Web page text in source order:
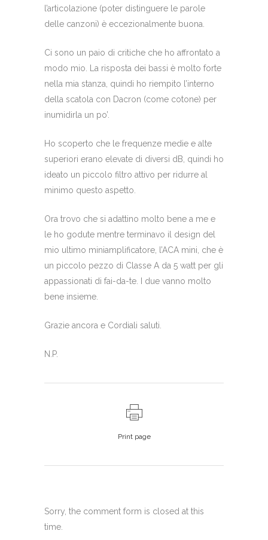
l’articolazione (poter distinguere le parole
delle canzoni) è eccezionalmente buona.
Ci sono un paio di critiche che ho affrontato a
modo mio. La risposta dei bassi è molto forte
nella mia stanza, quindi ho riempito l’interno
della scatola con Dacron (come cotone) per
inumidirla un po’.
Ho scoperto che le frequenze medie e alte
superiori erano elevate di diversi dB, quindi ho
ideato un piccolo filtro attivo per ridurre al
minimo questo aspetto.
Ora trovo che si adattino molto bene a me e
le ho godute mentre terminavo il design del
mio ultimo miniamplificatore, l’ACA mini, che è
un piccolo pezzo di Classe A da 5 watt per gli
appassionati di fai-da-te. I due vanno molto
bene insieme.
Grazie ancora e Cordiali saluti.
N.P.
Print page
Sorry, the comment form is closed at this
time.